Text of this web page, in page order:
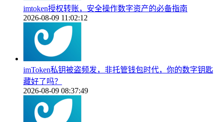
imtoken授权转账，安全操作数字资产的必备指南
2026-08-09 11:02:12
imToken私钥被盗频发，非托管钱包时代，你的数字钥匙
藏好了吗？
2026-08-09 08:37:49